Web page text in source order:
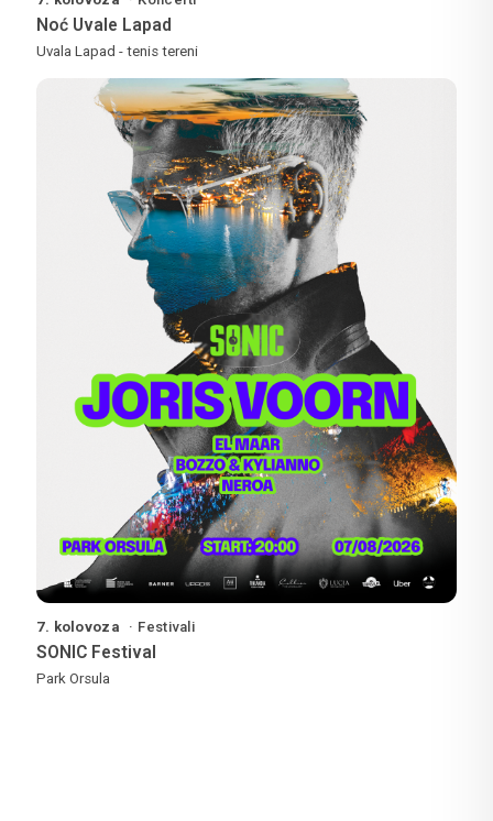
Noć Uvale Lapad
Uvala Lapad - tenis tereni
7. kolovoza Festivali
SONIC Festival
Park Orsula